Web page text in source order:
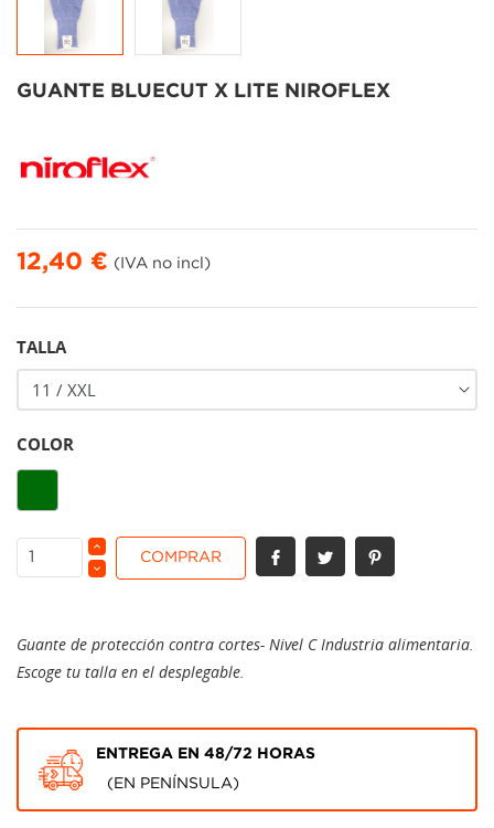
GUANTE BLUECUT X LITE NIROFLEX
12,40 € (IVA no incl)
TALLA
COLOR
COMPRAR
Guante de protección contra cortes- Nivel C Industria alimentaria.
Escoge tu talla en el desplegable.
ENTREGA EN 48/72 HORAS
(EN PENÍNSULA)